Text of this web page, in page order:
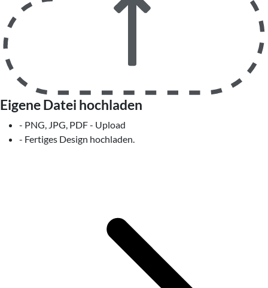
Eigene Datei hochladen
- PNG, JPG, PDF - Upload
- Fertiges Design hochladen.